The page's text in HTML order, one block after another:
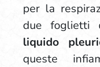
per la
due foglietti
liquido
queste